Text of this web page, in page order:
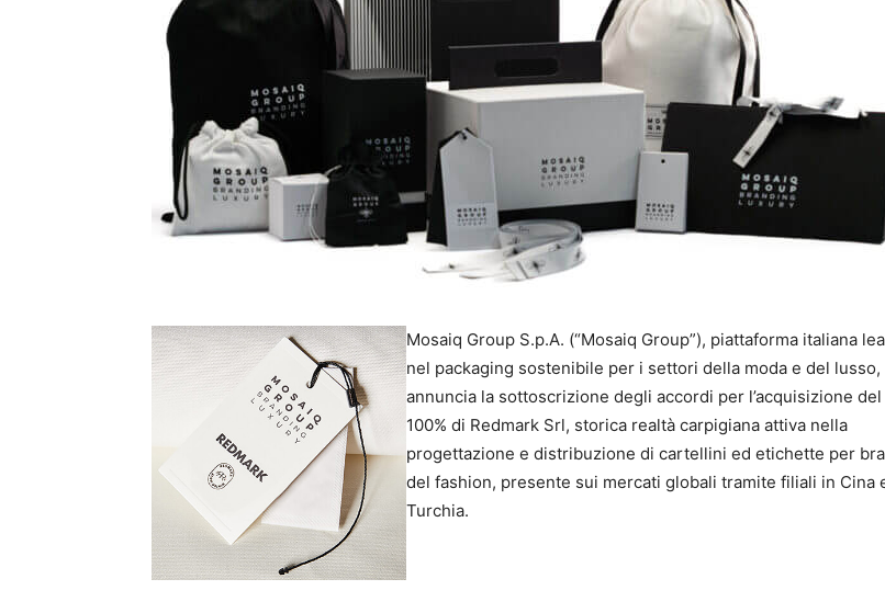
Mosaiq Group S.p.A. (“Mosaiq Group”), piattaforma italiana
nel packaging sostenibile per i settori della moda e del lusso,
annuncia la sottoscrizione degli accordi per l’acquisizione del
100% di Redmark Srl, storica realtà carpigiana attiva nella
progettazione e distribuzione di cartellini ed etichette per
del fashion, presente sui mercati globali tramite filiali in Cina
Turchia.